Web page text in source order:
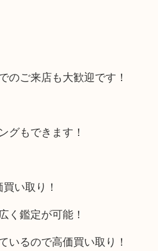
のご来店も大歓迎です！
グもできます！
い取り！
く鑑定が可能！
いるので高価買い取り！